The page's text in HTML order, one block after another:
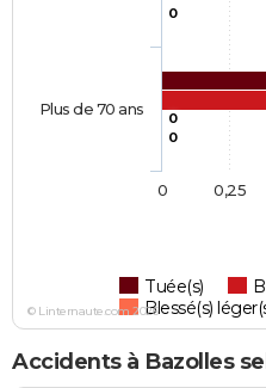
0
0
0
Tuée(s)
Blessé(s)
Plus de 70 ans
0 0,25
© Linternaute.com 2026
Accidents à Bazolles